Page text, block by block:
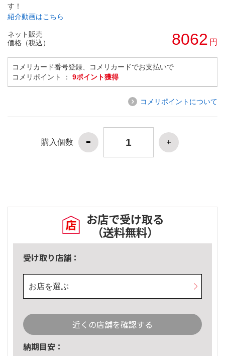
す！
紹介動画はこちら
ネット販売
価格（税込）
8062 円
コメリカード番号登録、コメリカードでお支払いで
コメリポイント ： 9ポイント獲得
コメリポイントについて
購入個数
お店で受け取る
（送料無料）
受け取り店舗：
お店を選ぶ
近くの店舗を確認する
納期目安：